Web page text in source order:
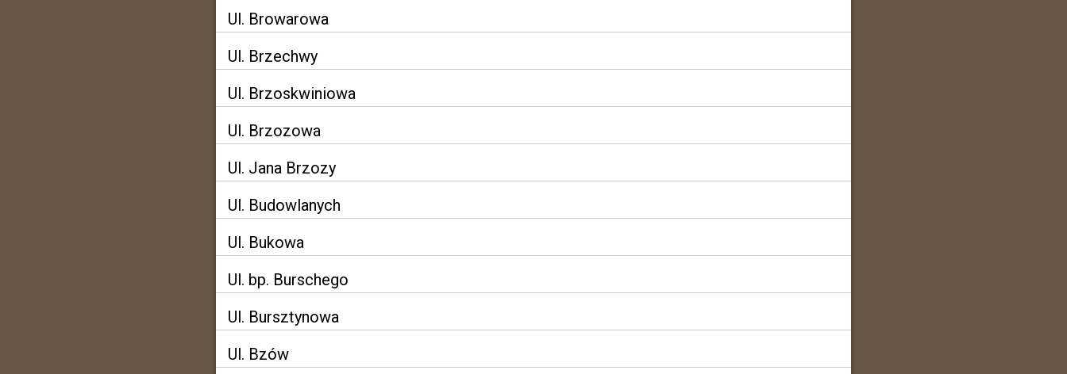
Ul. Browarowa
Ul. Brzechwy
Ul. Brzoskwiniowa
Ul. Brzozowa
Ul. Jana Brzozy
Ul. Budowlanych
Ul. Bukowa
Ul. bp. Burschego
Ul. Bursztynowa
Ul. Bzów